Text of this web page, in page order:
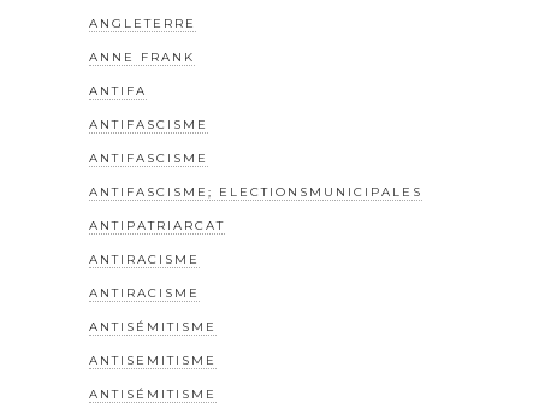
ANGLETERRE
ANNE FRANK
ANTIFA
ANTIFASCISME
ANTIFASCISME
ANTIFASCISME; ELECTIONSMUNICIPALES
ANTIPATRIARCAT
ANTIRACISME
ANTIRACISME
ANTISÉMITISME
ANTISEMITISME
ANTISÉMITISME